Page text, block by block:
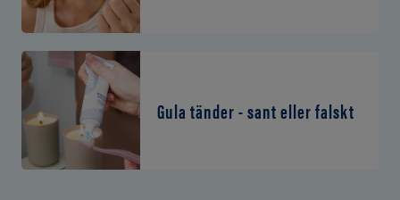
Gula tänder - sant eller falskt